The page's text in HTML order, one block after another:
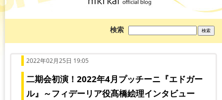
検索
を
2022年02月25日 19:05
二期会初演！2022年4月プッチーニ『エドガー
ル』～フィデーリア役髙橋絵理インタビュー